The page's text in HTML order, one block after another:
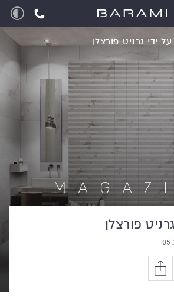
על ידי גרניט פורצלן
פורצלן